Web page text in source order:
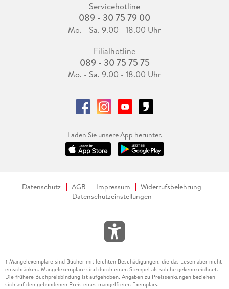
Servicehotline
089 - 30 75 79 00
Mo. - Sa. 9.00 - 18.00 Uhr
Filialhotline
089 - 30 75 75 75
Mo. - Sa. 9.00 - 18.00 Uhr
Laden Sie unsere App herunter.
Datenschutz AGB Impressum
Widerrufsbelehrung
Datenschutzeinstellungen
1 Mängelexemplare sind Bücher mit leichten Beschädigungen, die das Lesen aber nicht
einschränken. Mängelexemplare sind durch einen Stempel als solche gekennzeichnet.
Die frühere Buchpreisbindung ist aufgehoben. Angaben zu Preissenkungen beziehen
sich auf den gebundenen Preis eines mangelfreien Exemplars.